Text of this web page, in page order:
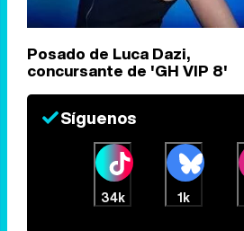
Posado de Luca Dazi,
concursante de 'GH VIP 8'
Síguenos
34k 1k